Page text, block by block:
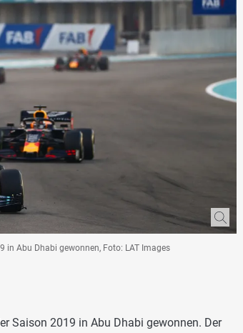
in Abu Dhabi gewonnen, Foto: LAT Images
Saison 2019 in Abu Dhabi gewonnen. Der